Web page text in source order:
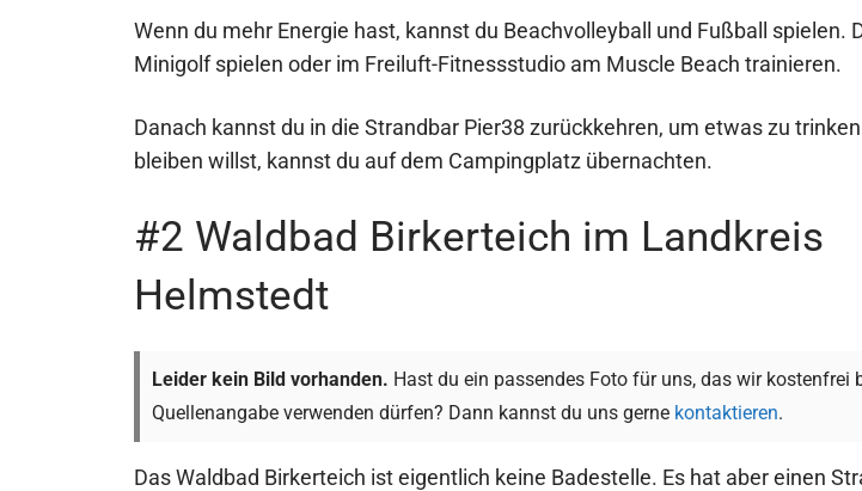
Wenn du mehr Energie hast, kannst du Beachvolleyball und Fußball spielen.
Minigolf spielen oder im Freiluft-Fitnessstudio am Muscle Beach trainieren.
Danach kannst du in die Strandbar Pier38 zurückkehren, um etwas zu
bleiben willst, kannst du auf dem Campingplatz übernachten.
#2 Waldbad Birkerteich im Landkreis
Helmstedt
Leider kein Bild vorhanden. Hast du ein passendes Foto für uns, das wir kostenfrei
Quellenangabe verwenden dürfen? Dann kannst du uns gerne kontaktieren.
Das Waldbad Birkerteich ist eigentlich keine Badestelle. Es hat aber einen